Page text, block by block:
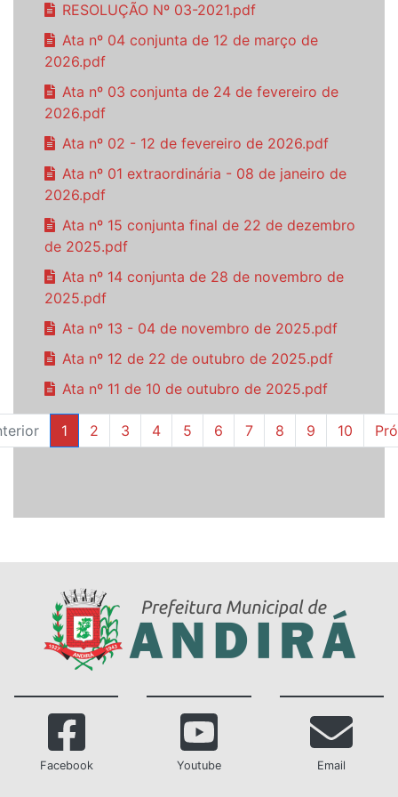
RESOLUÇÃO Nº 03-2021.pdf
Ata nº 04 conjunta de 12 de março de
2026.pdf
Ata nº 03 conjunta de 24 de fevereiro de
2026.pdf
Ata nº 02 - 12 de fevereiro de 2026.pdf
Ata nº 01 extraordinária - 08 de janeiro de
2026.pdf
Ata nº 15 conjunta final de 22 de dezembro
de 2025.pdf
Ata nº 14 conjunta de 28 de novembro de
2025.pdf
Ata nº 13 - 04 de novembro de 2025.pdf
Ata nº 12 de 22 de outubro de 2025.pdf
Ata nº 11 de 10 de outubro de 2025.pdf
1 2 3 4 5 6 7 8 9 10
Facebook Youtube Email